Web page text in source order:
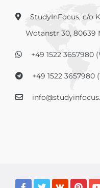
StudyInFocus, c/o
Wotanstr 30, 80639
+49 1522 3657980
+49 1522 3657980